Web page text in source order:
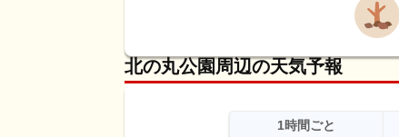
北の丸公園周辺の天気予報
1時間ごと